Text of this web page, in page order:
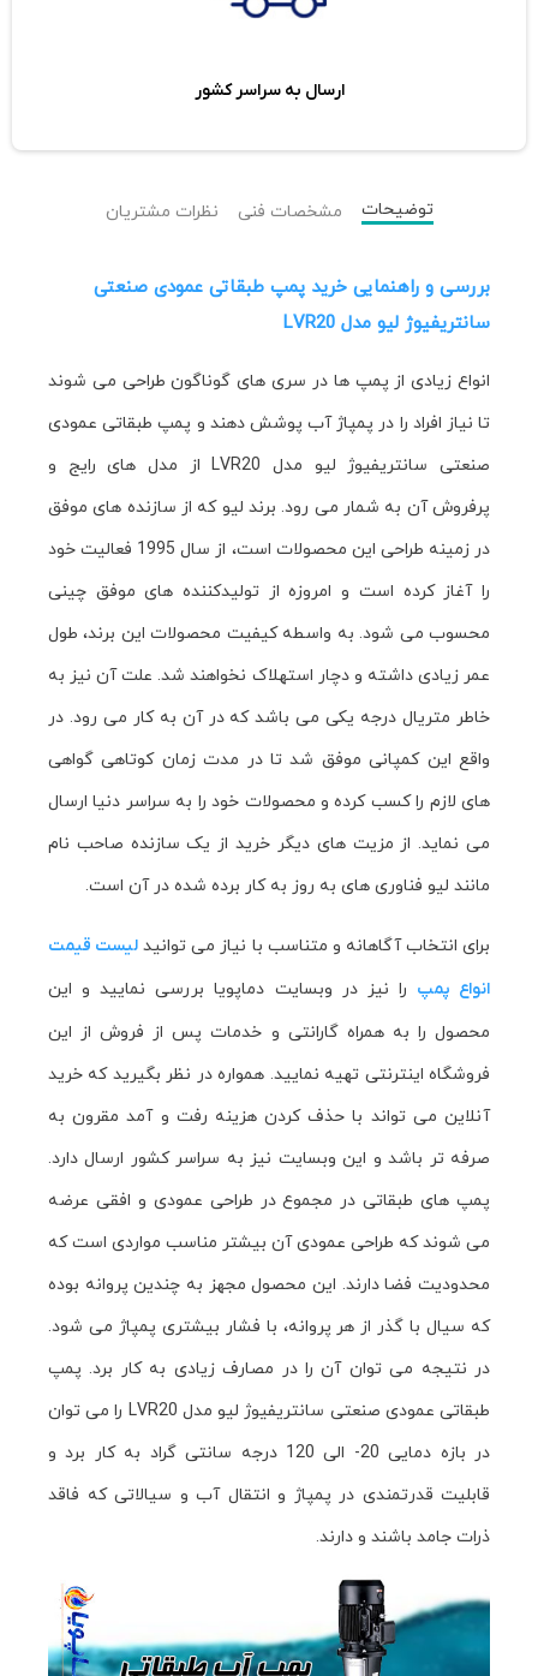
ارسال به سراسر کشور
توضیحات مشخصات فنی نظرات مشتریان
بررسی و راهنمايی خريد پمپ طبقاتی عمودی صنعتی
سانتريفيوژ ليو مدل LVR20
انواع زیادی از پمپ ها در سری های گوناگون طراحی می شوند
تا نیاز افراد را در پمپاژ آب پوشش دهند و پمپ طبقاتی عمودی
صنعتی سانتريفيوژ ليو مدل LVR20 از مدل های رایج و
پرفروش آن به شمار می رود. برند لیو که از سازنده های موفق
در زمینه طراحی این محصولات است، از سال 1995 فعالیت خود
را آغاز کرده است و امروزه از تولیدکننده های موفق چینی
محسوب می شود. به واسطه کیفیت محصولات این برند، طول
عمر زیادی داشته و دچار استهلاک نخواهند شد. علت آن نیز به
خاطر متریال درجه یکی می باشد که در آن به کار می رود. در
واقع این کمپانی موفق شد تا در مدت زمان کوتاهی گواهی
های لازم را کسب کرده و محصولات خود را به سراسر دنیا ارسال
می نماید. از مزیت های دیگر خرید از یک سازنده صاحب نام
مانند لیو فناوری های به روز به کار برده شده در آن است.
برای انتخاب آگاهانه و متناسب با نیاز می توانید لیست قیمت
انواع پمپ را نیز در وبسایت دماپویا بررسی نمایید و این
محصول را به همراه گارانتی و خدمات پس از فروش از این
فروشگاه اینترنتی تهیه نمایید. همواره در نظر بگیرید که خرید
آنلاین می تواند با حذف کردن هزینه رفت و آمد مقرون به
صرفه تر باشد و این وبسایت نیز به سراسر کشور ارسال دارد.
پمپ های طبقاتی در مجموع در طراحی عمودی و افقی عرضه
می شوند که طراحی عمودی آن بیشتر مناسب مواردی است که
محدودیت فضا دارند. این محصول مجهز به چندین پروانه بوده
که سیال با گذر از هر پروانه، با فشار بیشتری پمپاژ می شود.
در نتیجه می توان آن را در مصارف زیادی به کار برد. پمپ
طبقاتی عمودی صنعتی سانتريفيوژ ليو مدل LVR20 را می توان
در بازه دمایی 20- الی 120 درجه سانتی گراد به کار برد و
قابلیت قدرتمندی در پمپاژ و انتقال آب و سیالاتی که فاقد
ذرات جامد باشند و دارند.